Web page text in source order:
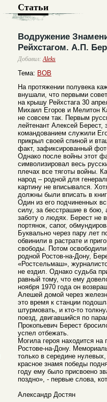
Статьи
Водружение
Рейхстагом. А.П.
Добавил:Aleks
Тема: ВОВ
На протяжении полувека
внушали, что первыми
на крышу Рейхстага 30
Михаил Егоров и Мелитон
не совсем так. Первым
лейтенант Алексей Берест,
командованием служили
прикрыл своей спиной и
факт, зафиксированный
Однако после войны этот
символизировал весь
плечах все тяготы войны.
народ – родной для
картину не вписывался.
должны были вписать в
Один из его подчиненных
силу, за бесстрашие в бою,
заботу о людях. Берест не
портянок, сапог,
Буквально через пару лет
обвинили в растрате и
свободы. Потом
родной Ростов-на-Дону,
«Ростсельмаш»,
не ездил. Однако судьба
равный тому, что ему
ноября 1970 года он
Алешей домой через
это время к станции
штурмовать, и кто-то
поезд, двигавшийся по
Прокопьевич Берест
успел отбежать.
Могила героя находится
Ростове-на-Дону.
только в середине
красное знамя победы
году ему было присвоено
поздно», - первые слова,
Александр Достян